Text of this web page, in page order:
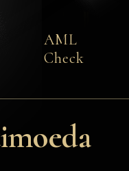
AML
Check